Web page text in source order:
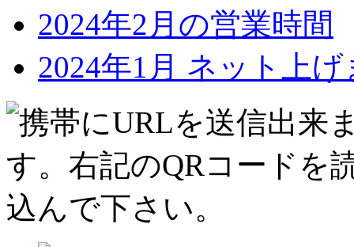
2024年2月の営業時間
2024年1月 ネット上